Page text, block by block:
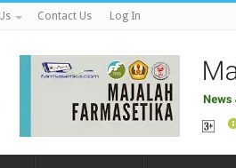
Contact Us Log In